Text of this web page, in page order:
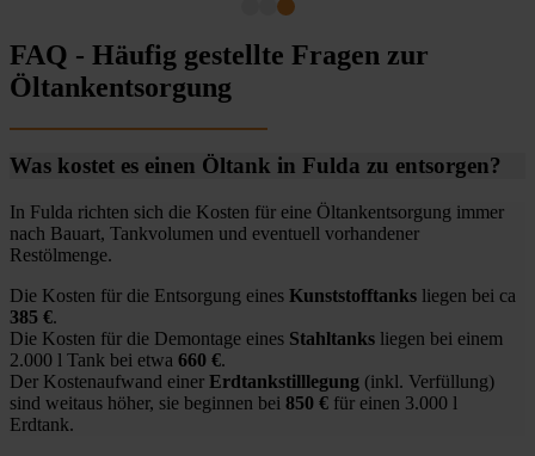
FAQ - Häufig gestellte Fragen zur
Öltankentsorgung
Was kostet es einen Öltank in Fulda zu entsorgen?
In Fulda richten sich die Kosten für eine Öltankentsorgung immer
nach Bauart, Tankvolumen und eventuell vorhandener
Restölmenge.
Die Kosten für die Entsorgung eines Kunststofftanks liegen bei ca
385 €.
Die Kosten für die Demontage eines Stahltanks liegen bei einem
2.000 l Tank bei etwa 660 €.
Der Kostenaufwand einer Erdtankstilllegung (inkl. Verfüllung)
sind weitaus höher, sie beginnen bei 850 € für einen 3.000 l
Erdtank.